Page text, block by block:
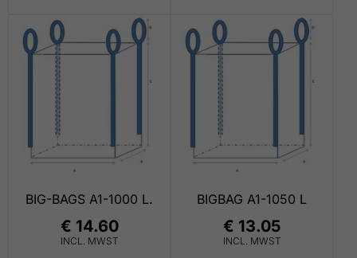
BIG-BAGS A1-1000 L.
€ 14.60
INCL. MWST
BIGBAG A1-1050 L
€ 13.05
INCL. MWST